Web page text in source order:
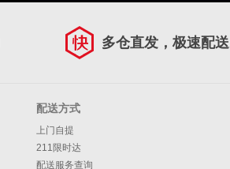
多仓直发，极速配送
配送方式
上门自提
211限时达
配送服务查询